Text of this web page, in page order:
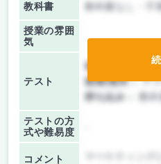
教科書 教科書なし・不要
授業の雰囲
気
テスト
前期/中間：
レ
後期/期末：テ
持ち込み：
教
テストの方
式や難易度
コメント